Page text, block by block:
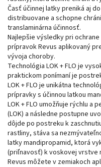
Časť účinnej latky preniká aj
distribuovane a schopne
translaminárna účinnosť.
Najlepšie výsledky pri
prípravok Revus aplikovaný
vývoja choroby.
Technológia LOK + FLO je
praktickom ponímaní je
LOK + FLO je unikátna
prípravky s účinnou latkou
LOK + FLO umožňuje rýchlu a
(LOK) a následne postupne
dôjde po postreku k
rastliny, stáva sa
latky mandipropamid, ktorá
(priľnavosť) k voskovej vrstve
Revus môžete v zemiakoch